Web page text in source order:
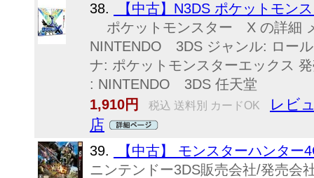
38.
【中古】N3DS ポケットモン
ポケットモンスター X の詳細
NINTENDO 3DS ジャンル: ロー
ナ: ポケットモンスターエックス
: NINTENDO 3DS 任天堂
1,910円
税込 送料別 カードOK
レビ
店
39.
【中古】 モンスターハンター
ニンテンドー3DS販売会社/発売会